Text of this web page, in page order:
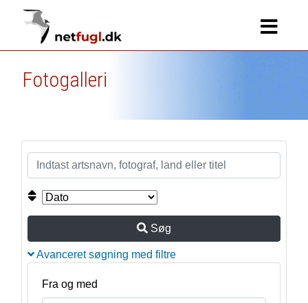
Fotogalleri
Søg
Avanceret søgning med filtre
Fra og med